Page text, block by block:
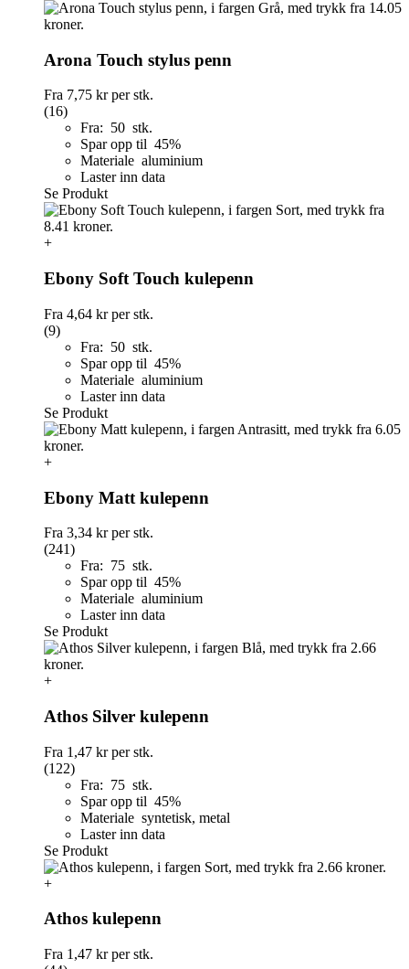
Arona Touch stylus penn
Fra 7,75 krper stk.
(16)
Fra: 50 stk.
Spar opp til 45%
Materiale aluminium
Laster inn data
Se Produkt
+
Ebony Soft Touch kulepenn
Fra 4,64 krper stk.
(9)
Fra: 50 stk.
Spar opp til 45%
Materiale aluminium
Laster inn data
Se Produkt
+
Ebony Matt kulepenn
Fra 3,34 krper stk.
(241)
Fra: 75 stk.
Spar opp til 45%
Materiale aluminium
Laster inn data
Se Produkt
+
Athos Silver kulepenn
Fra 1,47 krper stk.
(122)
Fra: 75 stk.
Spar opp til 45%
Materiale syntetisk, metal
Laster inn data
Se Produkt
+
Athos kulepenn
Fra 1,47 krper stk.